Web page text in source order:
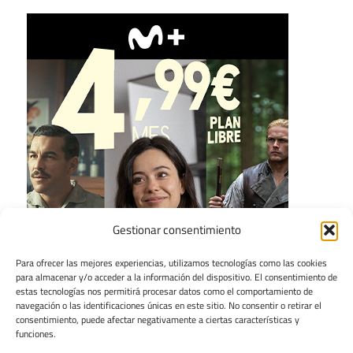
Gestionar consentimiento
Para ofrecer las mejores experiencias, utilizamos tecnologías como las cookies
para almacenar y/o acceder a la información del dispositivo. El consentimiento de
estas tecnologías nos permitirá procesar datos como el comportamiento de
navegación o las identificaciones únicas en este sitio. No consentir o retirar el
consentimiento, puede afectar negativamente a ciertas características y
funciones.